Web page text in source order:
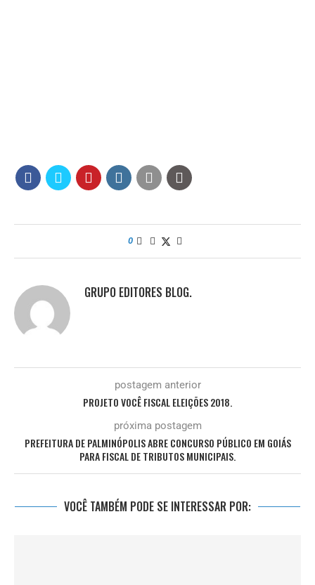
0
GRUPO EDITORES BLOG.
postagem anterior
PROJETO VOCÊ FISCAL ELEIÇÕES 2018.
próxima postagem
PREFEITURA DE PALMINÓPOLIS ABRE CONCURSO PÚBLICO EM GOIÁS
PARA FISCAL DE TRIBUTOS MUNICIPAIS.
VOCÊ TAMBÉM PODE SE INTERESSAR POR: